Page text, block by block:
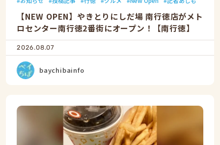
【NEW OPEN】やきとりにしだ場 南行徳店がメト
ロセンター南行徳2番街にオープン！【南行徳】
2026.08.07
baychibainfo